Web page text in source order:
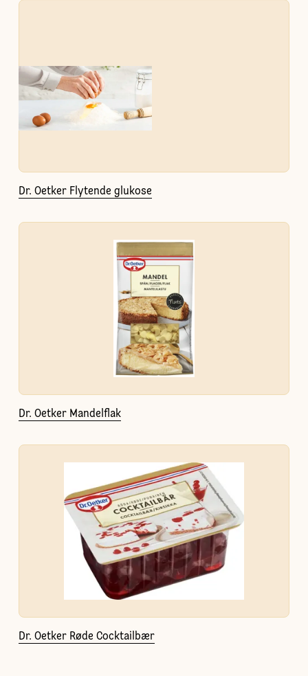
Dr. Oetker Flytende glukose
Dr. Oetker Mandelflak
Dr. Oetker Røde Cocktailbær